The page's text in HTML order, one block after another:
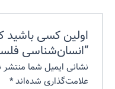
اولین کسی
“انسان‌شناسی
نشانی ایمیل شما
علامت‌گذاری شده‌اند*